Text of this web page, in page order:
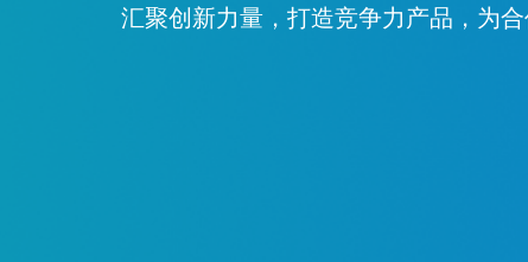
汇聚创新力量，打造竞争力产品，为合